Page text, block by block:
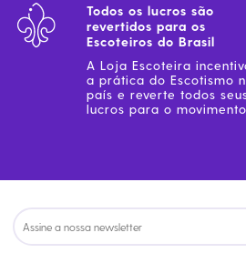
Todos os lucros são
revertidos para os
Escoteiros do Brasil
A Loja Escoteira
a prática do Escotismo
país e reverte todos
lucros para o